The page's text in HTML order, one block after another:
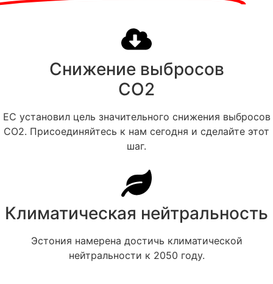
Снижение выбросов
CO2
ЕС установил цель значительного снижения выбросов
CO2. Присоединяйтесь к нам сегодня и сделайте этот
шаг.
Климатическая нейтральность
Эстония намерена достичь климатической
нейтральности к 2050 году.